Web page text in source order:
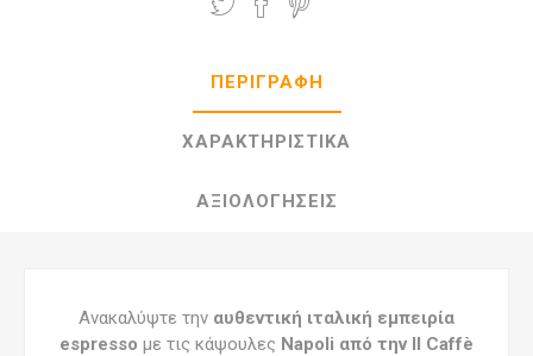
ΠΕΡΙΓΡΑΦΉ
ΧΑΡΑΚΤΗΡΙΣΤΙΚΆ
ΑΞΙΟΛΟΓΉΣΕΙΣ
Ανακαλύψτε την αυθεντική ιταλική εμπειρία
espresso με τις κάψουλες Napoli από την Il Caffè